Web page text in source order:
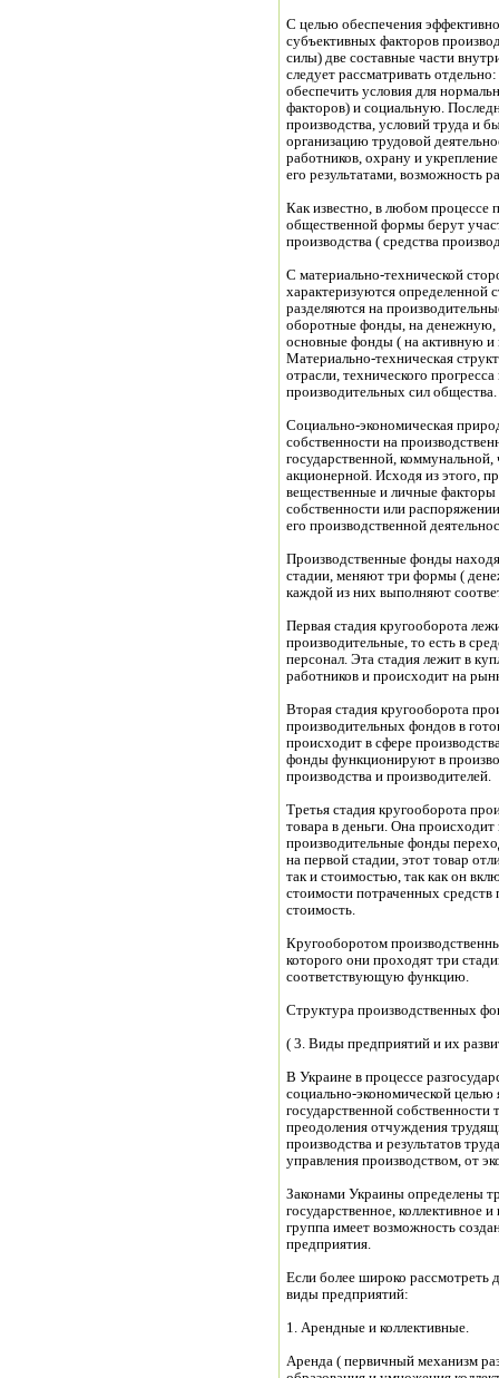
С целью обеспечения
субъективных факторов
силы) две составные части
следует рассматривать
обеспечить условия для
факторов) и социальную.
производства, условий труда и
организацию трудовой
работников, охрану и
его результатами, возможность
Как известно, в любом процессе
общественной формы берут
производства ( средства
С материально-технической
характеризуются определенной
разделяются на
оборотные фонды, на денежную,
основные фонды ( на активную и
Материально-техническая
отрасли, технического
производительных сил общества.
Социально-экономическая
собственности на
государственной,
акционерной. Исходя из этого,
вещественные и личные факторы
собственности или
его производственной
Производственные фонды
стадии, меняют три формы (
каждой из них выполняют
Первая стадия кругооборота
производительные, то есть в
персонал. Эта стадия лежит в
работников и происходит на
Вторая стадия кругооборота
производительных фондов в
происходит в сфере
фонды функционируют в
производства и производителей.
Третья стадия кругооборота
товара в деньги. Она
производительные фонды
на первой стадии, этот товар
так и стоимостью, так как он
стоимости потраченных
стоимость.
Кругооборотом
которого они проходят три
соответствующую функцию.
Структура производственных
( 3. Виды предприятий и их
В Украине в процессе
социально-экономической целью
государственной
преодоления отчуждения
производства и результатов
управления производством, от
Законами Украины определены
государственное, коллективное
группа имеет возможность
предприятия.
Если более широко
виды предприятий:
1. Арендные и коллективные.
Аренда ( первичный механизм